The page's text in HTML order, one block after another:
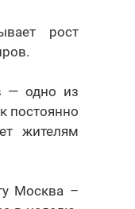
рост
— одно из
постоянно
жителям
Москва –